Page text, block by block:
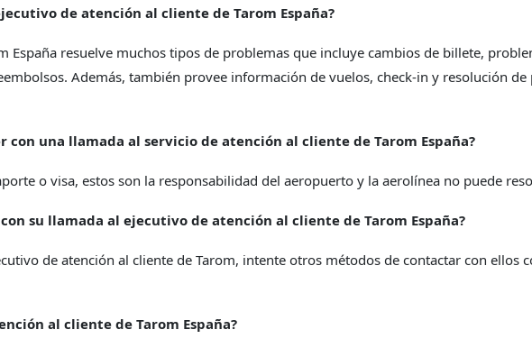
de atención al cliente de Tarom España?
España resuelve muchos tipos de problemas que incluye cambios de billete,
Además, también provee información de vuelos, check-in y resolución
con una llamada al servicio de atención al cliente de Tarom España?
o visa, estos son la responsabilidad del aeropuerto y la aerolínea no puede
su llamada al ejecutivo de atención al cliente de Tarom España?
de atención al cliente de Tarom, intente otros métodos de contactar con ellos
al cliente de Tarom España?